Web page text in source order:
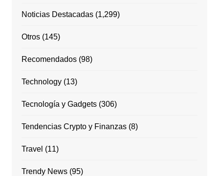
Noticias Destacadas(1,299)
Otros(145)
Recomendados(98)
Technology(13)
Tecnología y Gadgets(306)
Tendencias Crypto y Finanzas(8)
Travel (11)
Trendy News(95)